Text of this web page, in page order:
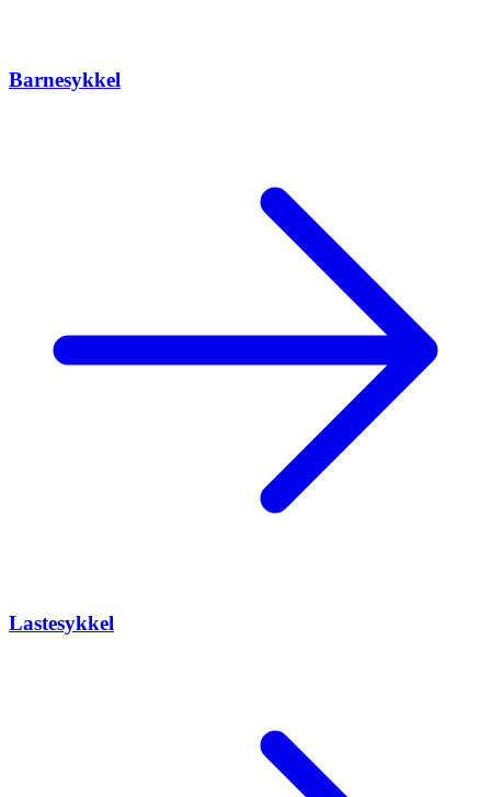
Barnesykkel
Lastesykkel